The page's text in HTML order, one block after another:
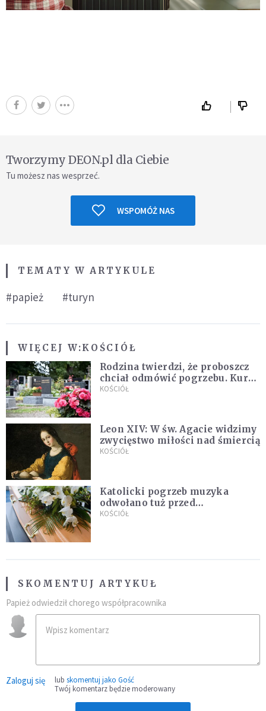
Tworzymy DEON.pl dla Ciebie
Tu możesz nas wesprzeć.
WSPOMÓŻ NAS
TEMATY W ARTYKULE
#papież #turyn
WIĘCEJ W:KOŚCIÓŁ
Rodzina twierdzi, że proboszcz
chciał odmówić pogrzebu. Kuria
zapowiada wyjaśnienia
KOŚCIÓŁ
Leon XIV: W św. Agacie widzimy
zwycięstwo miłości nad śmiercią
KOŚCIÓŁ
Katolicki pogrzeb muzyka
odwołano tuż przed
uroczystością. Powodem była
KOŚCIÓŁ
SKOMENTUJ ARTYKUŁ
Papież odwiedził chorego współpracownika
Zaloguj się lub skomentuj jako Gość
Twój komentarz będzie moderowany